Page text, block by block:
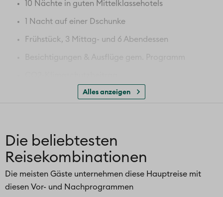
10 Nächte in guten Mittelklassehotels
1 Nacht auf einer Dschunke
Frühstück, 3 Mittag- und 6 Abendessen
Besichtigungen & Ausflüge gem. Programm
Deutsch sprechende Reiseleitung vor Ort
Dschunken-Fahrt in der Halong-Bucht
Zugfahrt über den Wolkenpass
Alles anzeigen
Die beliebtesten
Reisekombinationen
Die meisten Gäste unternehmen diese Hauptreise mit
diesen Vor- und Nachprogrammen